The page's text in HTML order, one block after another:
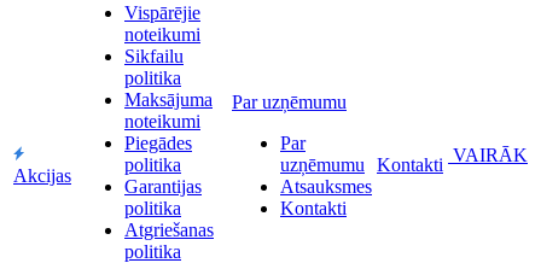
Akcijas
Vispārējie
noteikumi
Sikfailu
politika
Maksājuma
noteikumi
Piegādes
politika
Garantijas
politika
Atgriešanas
politika
Par uzņēmumu
Par
uzņēmumu
Atsauksmes
Kontakti
Kontakti VAIRĀK